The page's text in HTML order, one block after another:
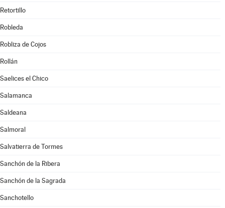
Retortillo
Robleda
Robliza de Cojos
Rollán
Saelices el Chico
Salamanca
Saldeana
Salmoral
Salvatierra de Tormes
Sanchón de la Ribera
Sanchón de la Sagrada
Sanchotello